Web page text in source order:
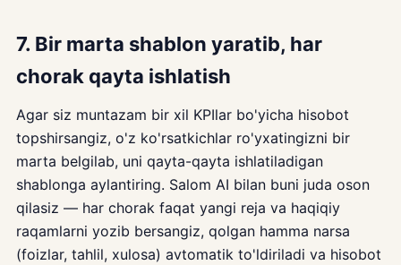
7. Bir marta shablon yaratib, har
chorak qayta ishlatish
Agar siz muntazam bir xil KPIlar bo'yicha hisobot
topshirsangiz, o'z ko'rsatkichlar ro'yxatingizni bir
marta belgilab, uni qayta-qayta ishlatiladigan
shablonga aylantiring. Salom AI bilan buni juda oson
qilasiz — har chorak faqat yangi reja va haqiqiy
raqamlarni yozib bersangiz, qolgan hamma narsa
(foizlar, tahlil, xulosa) avtomatik to'ldiriladi va hisobot